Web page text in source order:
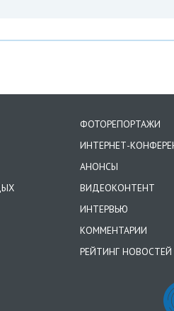
ФОТОРЕПОРТАЖИ
ИНТЕРНЕТ-
АНОНСЫ
ВИДЕОКОНТЕНТ
ИНТЕРВЬЮ
КОММЕНТАРИИ
РЕЙТИНГ НОВОСТЕЙ